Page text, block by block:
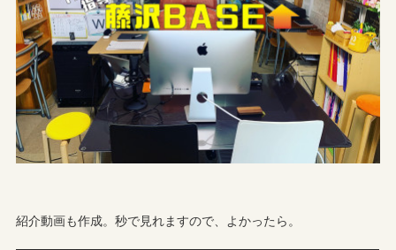
紹介動画も作成。秒で見れますので、よかったら。